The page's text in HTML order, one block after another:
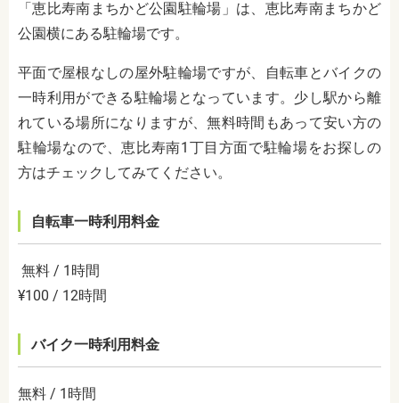
「恵比寿南まちかど公園駐輪場」は、恵比寿南まちかど
公園横にある駐輪場です。
平面で屋根なしの屋外駐輪場ですが、自転車とバイクの
一時利用ができる駐輪場となっています。少し駅から離
れている場所になりますが、無料時間もあって安い方の
駐輪場なので、恵比寿南1丁目方面で駐輪場をお探しの
方はチェックしてみてください。
自転車一時利用料金
無料 / 1時間
¥100 / 12時間
バイク一時利用料金
無料 / 1時間